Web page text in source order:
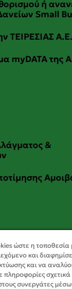
ώστε η τοποθεσία
και
και να
πληροφορίες
συνεργάτες